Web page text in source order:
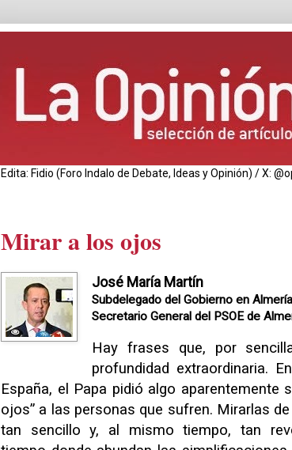
Edita: Fidio (Foro Indalo de Debate, Ideas y Opinión) / X:
Mirar a los ojos
José María Martín
Subdelegado del Gobierno en Almería
Secretario General del PSOE de
Hay frases que, por
profundidad extraordinaria.
España, el Papa pidió algo aparentemente
ojos” a las personas que sufren. Mirarlas
tan sencillo y, al mismo tiempo, tan